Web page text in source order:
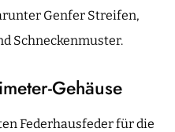
Genfer Streifen,
Schneckenmuster.
Gehäuse
Federhausfeder für die